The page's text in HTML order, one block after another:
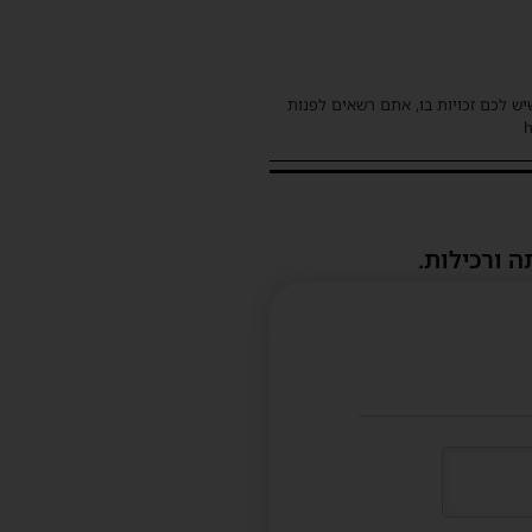
לכם זכויות בו, אתם רשאים לפנות
ורכילות.